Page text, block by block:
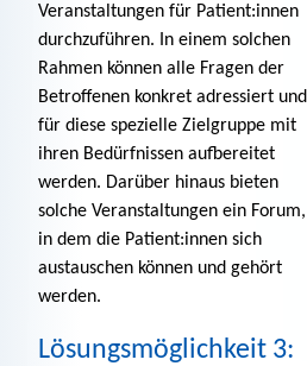
Veranstaltungen für Patient:innen
durchzuführen. In einem solchen
Rahmen können alle Fragen der
Betroffenen konkret adressiert und
für diese spezielle Zielgruppe mit
ihren Bedürfnissen aufbereitet
werden. Darüber hinaus bieten
solche Veranstaltungen ein Forum,
in dem die Patient:innen sich
austauschen können und gehört
werden.
Lösungsmöglichkeit 3: